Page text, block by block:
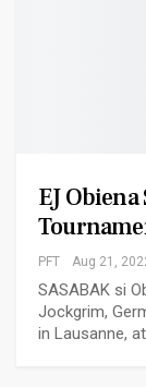
EJ Obiena
PFT Aug 21,
SASABAK si
Jockgrim,
in Lausanne,